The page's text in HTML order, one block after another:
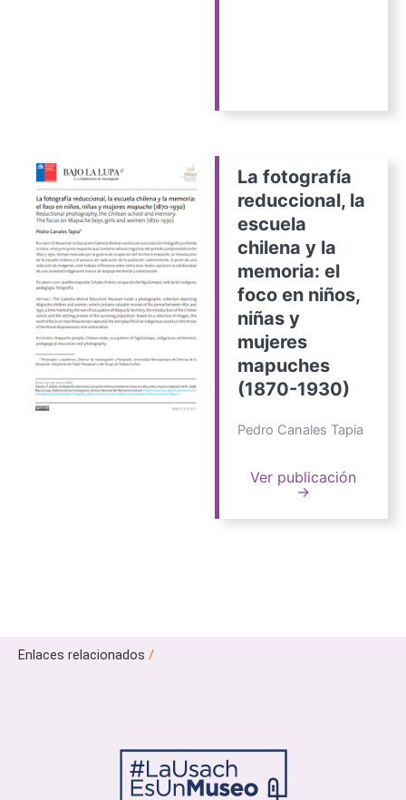
La fotografía
reduccional, la
escuela
chilena y la
memoria: el
foco en niños,
niñas y
mujeres
mapuches
(1870-1930)
Pedro Canales Tapia
Ver publicación
→
Enlaces relacionados /